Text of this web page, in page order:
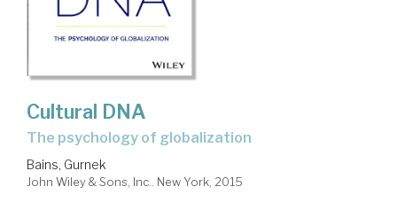
Cultural DNA
the psychology of globalization
Bains, Gurnek
John Wiley & Sons, Inc.. New York, 2015